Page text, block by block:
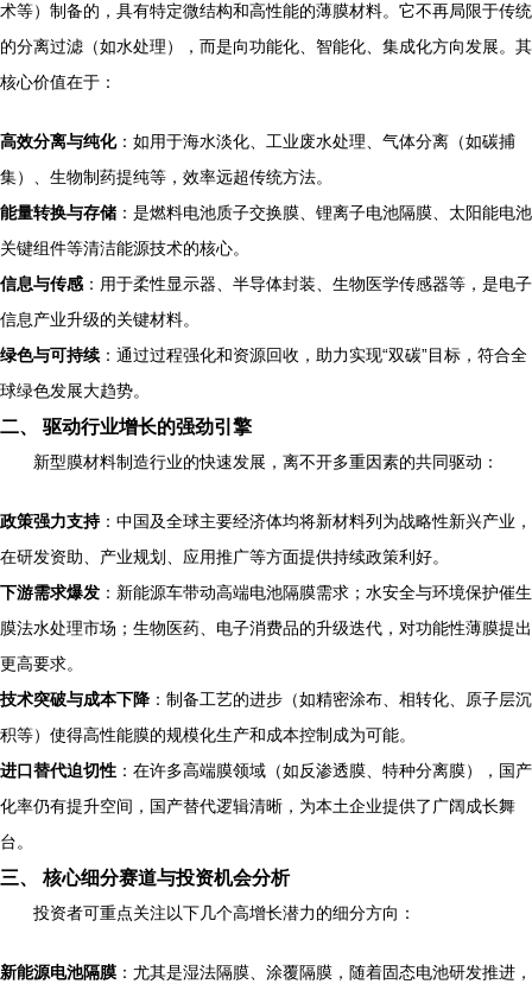
术等）制备的，具有特定微结构和高性能的薄膜材料。它不再局限于传统
的分离过滤（如水处理），而是向功能化、智能化、集成化方向发展。其
核心价值在于：
高效分离与纯化：如用于海水淡化、工业废水处理、气体分离（如碳捕
集）、生物制药提纯等，效率远超传统方法。
能量转换与存储 ：是燃料电池质子交换膜、锂离子电池隔膜、太阳能电池
关键组件等清洁能源技术的核心。
信息与传感 ：用于柔性显示器、半导体封装、生物医学传感器等，是电子
信息产业升级的关键材料。
绿色与可持续：通过过程强化和资源回收，助力实现“双碳”目标，符合全
球绿色发展大趋势。
二、 驱动行业增长的强劲引擎
新型膜材料制造行业的快速发展，离不开多重因素的共同驱动：
政策强力支持：中国及全球主要经济体均将新材料列为战略性新兴产业，
在研发资助、产业规划、应用推广等方面提供持续政策利好。
下游需求爆发 ：新能源车带动高端电池隔膜需求；水安全与环境保护催生
膜法水处理市场；生物医药、电子消费品的升级迭代，对功能性薄膜提出
更高要求。
技术突破与成本下降 ：制备工艺的进步（如精密涂布、相转化、原子层沉
积等）使得高性能膜的规模化生产和成本控制成为可能。
进口替代迫切性 ：在许多高端膜领域（如反渗透膜、特种分离膜），国产
化率仍有提升空间，国产替代逻辑清晰，为本土企业提供了广阔成长舞
台。
三、 核心细分赛道与投资机会分析
投资者可重点关注以下几个高增长潜力的细分方向：
新能源电池隔膜 ：尤其是湿法隔膜、涂覆隔膜，随着固态电池研发推进，